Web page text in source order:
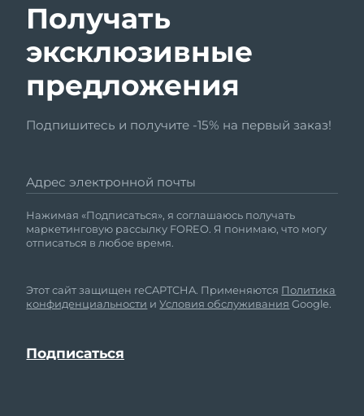
Получать
эксклюзивные
предложения
Подпишитесь и получите -15% на первый заказ!
Адрес электронной почты
Нажимая «Подписаться», я соглашаюсь получать
маркетинговую рассылку FOREO. Я понимаю, что могу
отписаться в любое время.
Этот сайт защищен reCAPTCHA. Применяются Политика
конфиденциальности иУсловия обслуживания Google.